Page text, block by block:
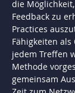
die
Feedback zu
Practices
Fähigkeiten als
jedem Treffen
Methode
gemeinsam